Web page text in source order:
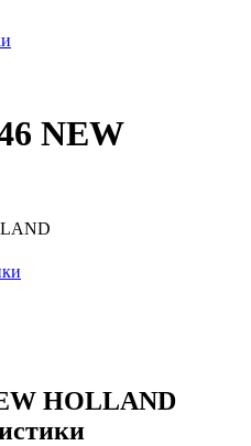
NEW
HOLLAND